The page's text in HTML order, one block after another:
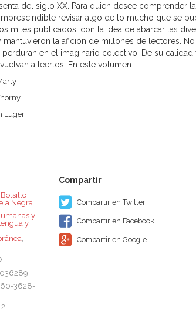
del siglo XX. Para quien desee comprender
revisar algo de lo mucho que se
miles publicados, con la idea de abarcar las
la afición de millones de lectores.
en el imaginario colectivo. De su
a leerlos. En este volumen:
Luger

Negra
y
y
,
3628-
Compartir en Twitter
Compartir en Facebook
Compartir en Google+